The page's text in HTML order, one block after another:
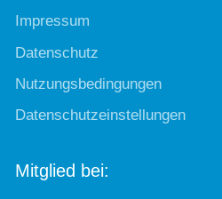
Impressum
Datenschutz
Nutzungsbedingungen
Datenschutzeinstellungen
Mitglied bei: